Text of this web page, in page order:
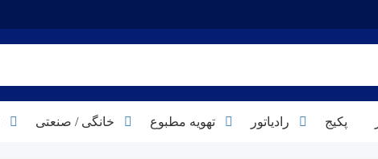
پکیج رادیاتور تهویه مطبوع خانگی / صنعتی